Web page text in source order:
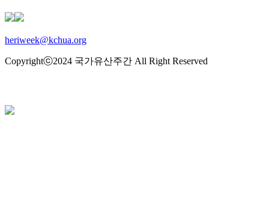
heriweek@kchua.org
Copyrightⓒ2024 국가유산주간 All Right Reserved